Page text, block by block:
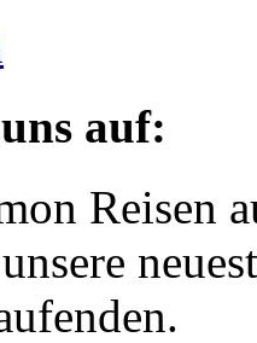
auf:
Reisen